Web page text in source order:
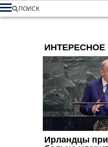
ПОИСК